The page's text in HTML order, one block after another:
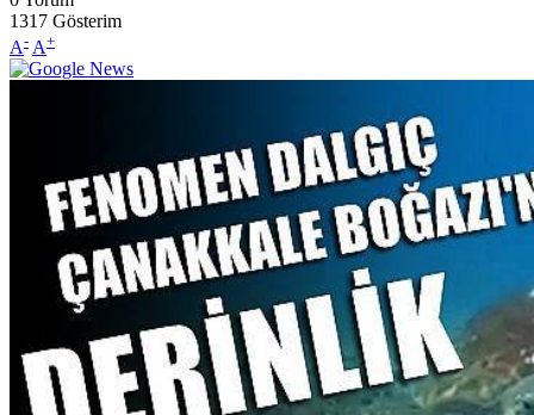
1317 Gösterim
A- A+